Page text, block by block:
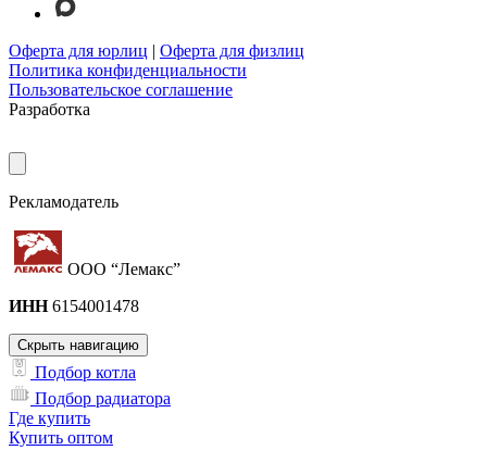
Оферта для юрлиц | Оферта для физлиц
Политика конфиденциальности
Пользовательское соглашение
Разработка
Рекламодатель
ООО “Лемакс”
ИНН6154001478
Скрыть навигацию
Подбор котла
Подбор радиатора
Где купить
Купить оптом